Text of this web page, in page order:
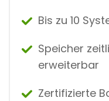
Bis zu 10
Speicher
erweiterbar
Zertifizierte